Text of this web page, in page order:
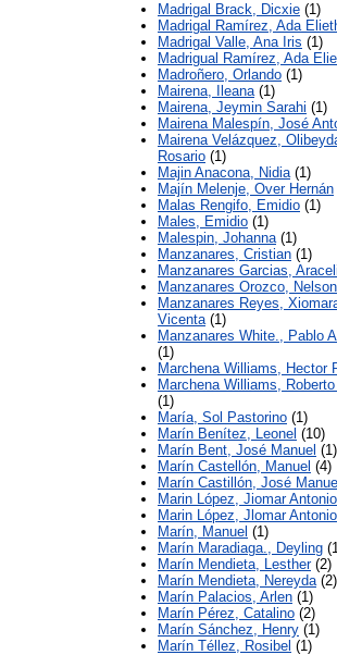
Madrigal Brack, Dicxie (1)
Madrigal Ramírez, Ada
Madrigal Valle, Ana Iris (1)
Madrigual Ramírez, Ada
Madroñero, Orlando (1)
Mairena, Ileana(1)
Mairena, Jeymin Sarahi (1)
Mairena Malespín, José
Mairena Velázquez,
Rosario (1)
Majin Anacona, Nidia(1)
Majín Melenje, Over Hernán
Malas Rengifo, Emidio (1)
Males, Emidio (1)
Malespin, Johanna(1)
Manzanares, Cristian (1)
Manzanares Garcias,
Manzanares Orozco, Nelson
Manzanares Reyes,
Vicenta(1)
Manzanares White., Pablo
(1)
Marchena Williams, Hector
Marchena Williams,
(1)
María, Sol Pastorino (1)
Marín Benítez, Leonel (10)
Marín Bent, José Manuel (1)
Marín Castellón, Manuel (4)
Marín Castillón, José Manuel
Marin López, Jiomar Antonio
Marin López, Jlomar Antonio
Marín, Manuel (1)
Marín Maradiaga., Deyling
Marín Mendieta, Lesther(2)
Marín Mendieta, Nereyda(2)
Marín Palacios, Arlen (1)
Marín Pérez, Catalino (2)
Marín Sánchez, Henry (1)
Marín Téllez, Rosibel (1)